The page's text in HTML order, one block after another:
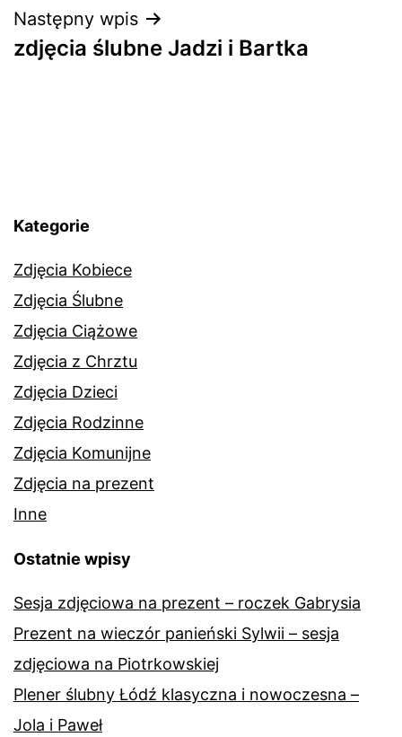
Następny wpis
zdjęcia ślubne Jadzi i Bartka
Kategorie
Zdjęcia Kobiece
Zdjęcia Ślubne
Zdjęcia Ciążowe
Zdjęcia z Chrztu
Zdjęcia Dzieci
Zdjęcia Rodzinne
Zdjęcia Komunijne
Zdjęcia na prezent
Inne
Ostatnie wpisy
Sesja zdjęciowa na prezent – roczek Gabrysia
Prezent na wieczór panieński Sylwii – sesja
zdjęciowa na Piotrkowskiej
Plener ślubny Łódź klasyczna i nowoczesna –
Jola i Paweł